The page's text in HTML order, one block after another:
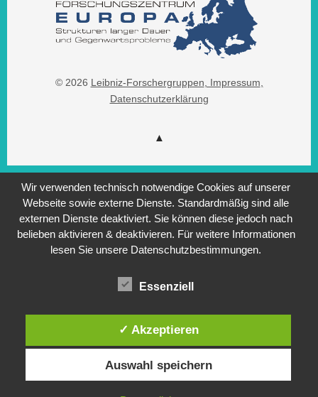
© 2026 Leibniz-Forschergruppen , Impressum
Datenschutzerklärung
Wir verwenden technisch notwendige Cookies auf unserer
Webseite sowie externe Dienste. Standardmäßig sind alle
externen Dienste deaktiviert. Sie können diese jedoch nach
belieben aktivieren & deaktivieren. Für weitere Informationen
lesen Sie unsere Datenschutzbestimmungen.
Essenziell
✓ Akzeptieren
Auswahl speichern